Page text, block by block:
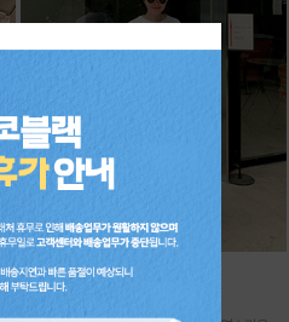
기획 썸머 하렘 팬츠